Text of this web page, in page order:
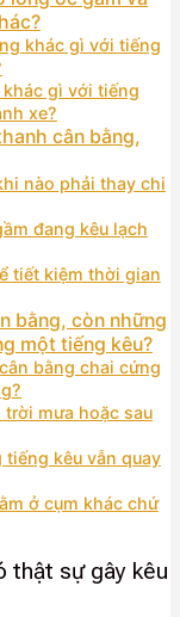
khác gì với tiếng
gì với tiếng
xe?
cân bằng,
nào phải thay chi
đang kêu lạch
tiết kiệm thời gian
bằng, còn những
một tiếng kêu?
bằng chai cứng
mưa hoặc sau
kêu vẫn quay
ở cụm khác chứ
thật sự gây kêu